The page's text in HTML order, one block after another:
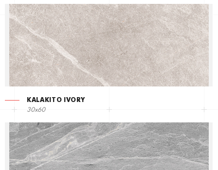
KALAKITO IVORY
30x60